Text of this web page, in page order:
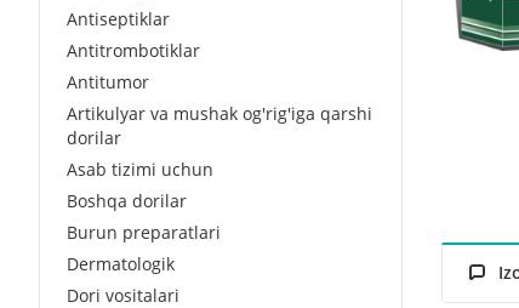
Antiseptiklar
Antitrombotiklar
Antitumor
Artikulyar va mushak og'rig'iga qarshi
dorilar
Asab tizimi uchun
Boshqa dorilar
Burun preparatlari
Dermatologik
Dori vositalari